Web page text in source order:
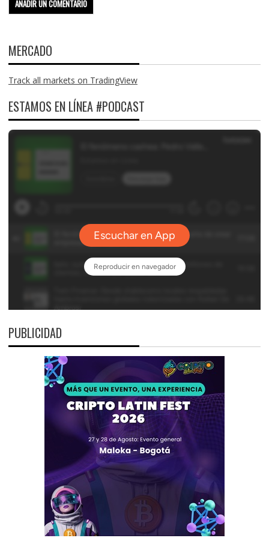
MERCADO
Track all markets on TradingView
ESTAMOS EN LÍNEA #PODCAST
PUBLICIDAD